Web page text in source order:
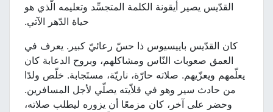
القدّيس يصير أيقونة الكلمة المتجسِّد وتعليمه الّذي هو
حياة الدّهر الآتي.
كان القدّيس باييسيوس ذا حسّ رعائيّ كبير. يعرف في
العمق صعوبات النّاس ومشاكلهم، وبروح الدعابة كان
يعلّمهم ويعزّيهم. صلاته حارّة، ناريّة، مستَجابة. خلّص ولدًا
من حادث سير وهو في قلاّيته يصلّي لأجل المسافرين.
وحضر على آخر، كان مزمعًا أن يزوره ليطلب صلاته،